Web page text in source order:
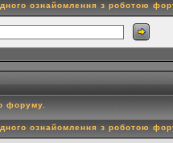
ознайомлення з роботою
форуму.
ознайомлення з роботою